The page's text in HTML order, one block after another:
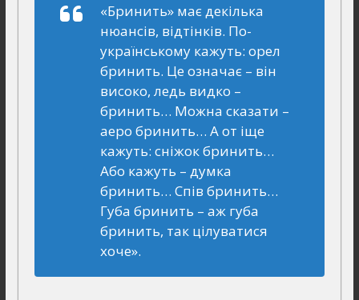
«Бринить» має декілька
нюансів, відтінків. По-
українському кажуть: орел
бринить. Це означає – він
високо, ледь видко –
бринить… Можна сказати –
аеро бринить… А от іще
кажуть: сніжок бринить…
Або кажуть – думка
бринить… Спів бринить…
Губа бринить – аж губа
бринить, так цілуватися
хоче».